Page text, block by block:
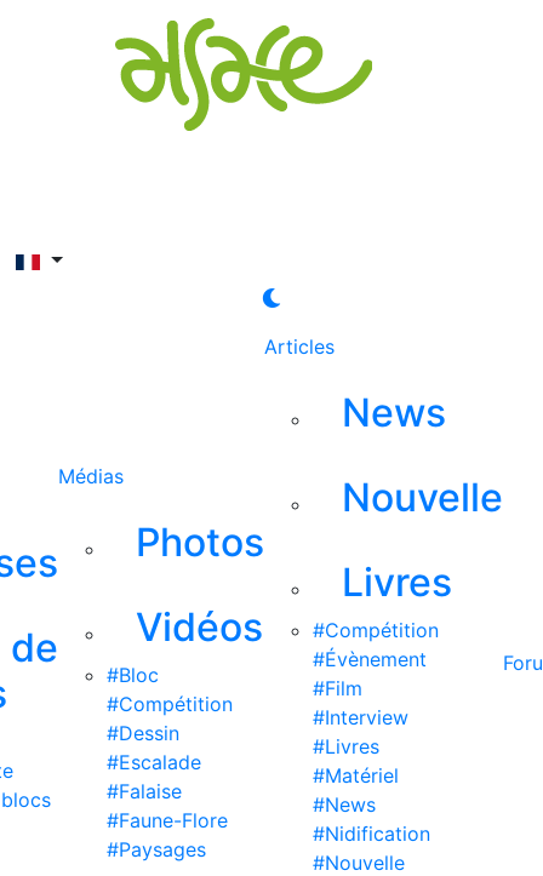
de
Médias
Photos
Vidéos
#Bloc
#Compétition
#Dessin
#Escalade
#Falaise
#Faune-Flore
#Paysages
Articles
News
Nouvelle
Livres
#Compétition
#Évènement
#Film
#Interview
#Livres
#Matériel
#News
#Nidification
#Nouvelle